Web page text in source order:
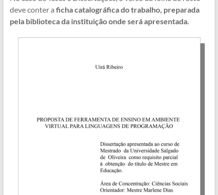
deve conter a ficha catalográfica do trabalho, preparada
pela biblioteca da instituição onde será apresentada.